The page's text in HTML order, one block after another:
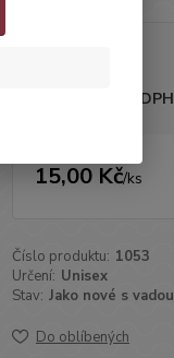
Nejsme plátci DPH
15,00 Kč/ks
Číslo produktu: 1053
Určení: Unisex
Stav: Jako nové s vadou
Do oblíbených